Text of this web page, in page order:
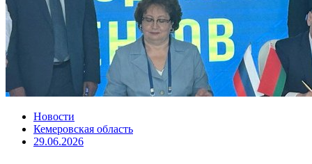
Новости
Кемеровская область
29.06.2026